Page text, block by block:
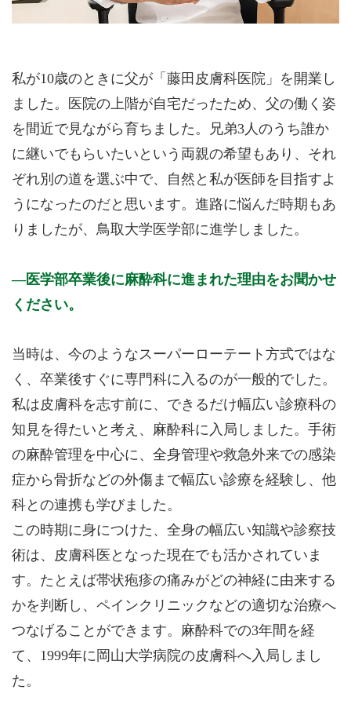
私が10歳のときに父が「藤田皮膚科医院」を開業し
ました。医院の上階が自宅だったため、父の働く姿
を間近で見ながら育ちました。兄弟3人のうち誰か
に継いでもらいたいという両親の希望もあり、それ
ぞれ別の道を選ぶ中で、自然と私が医師を目指すよ
うになったのだと思います。進路に悩んだ時期もあ
りましたが、鳥取大学医学部に進学しました。
医学部卒業後に麻酔科に進まれた理由をお聞かせ
ください。
当時は、今のようなスーパーローテート方式ではな
く、卒業後すぐに専門科に入るのが一般的でした。
私は皮膚科を志す前に、できるだけ幅広い診療科の
知見を得たいと考え、麻酔科に入局しました。手術
の麻酔管理を中心に、全身管理や救急外来での感染
症から骨折などの外傷まで幅広い診療を経験し、他
科との連携も学びました。
この時期に身につけた、全身の幅広い知識や診察技
術は、皮膚科医となった現在でも活かされていま
す。たとえば帯状疱疹の痛みがどの神経に由来する
かを判断し、ペインクリニックなどの適切な治療へ
つなげることができます。麻酔科での3年間を経
て、1999年に岡山大学病院の皮膚科へ入局しまし
た。